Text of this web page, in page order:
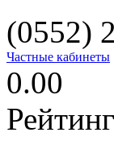
(0552)
Частные кабинеты
0.00
Рейтинг